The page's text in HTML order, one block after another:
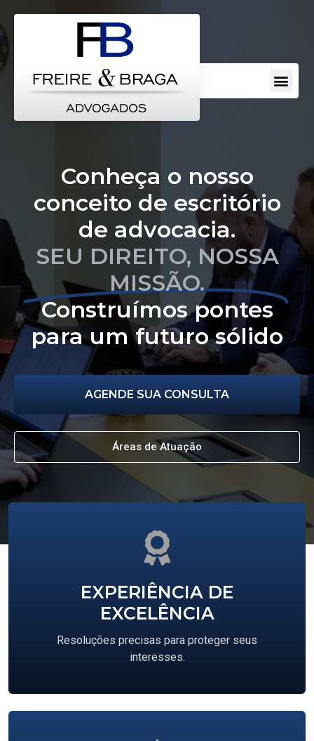
Conheça o nosso
conceito de escritório
de advocacia.
SEU DIREITO, NOSSA
MISSÃO.
Construímos pontes
para um futuro sólido
AGENDE SUA CONSULTA
Áreas de Atuação
EXPERIÊNCIA DE
EXCELÊNCIA
Resoluções precisas para proteger seus
interesses.